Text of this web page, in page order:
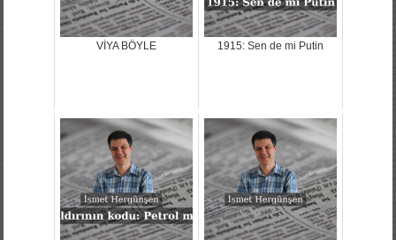
VİYA BÖYLE 1915: Sen de mi Putin